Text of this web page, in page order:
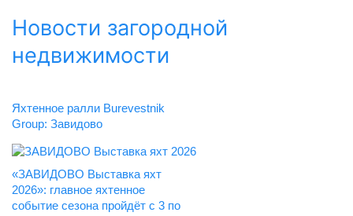
Новости загородной
недвижимости
Яхтенное ралли Burevestnik
Group: Завидово
«ЗАВИДОВО Выставка яхт
2026»: главное яхтенное
событие сезона пройдёт с 3 по